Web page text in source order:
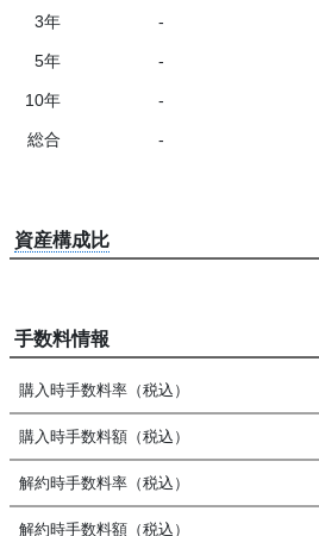
3年 -
5年 -
10年 -
総合 -
資産構成比
手数料情報
購入時手数料率（税込）
購入時手数料額（税込）
解約時手数料率（税込）
解約時手数料額（税込）